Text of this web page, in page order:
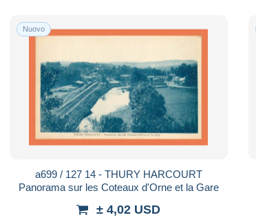
Nuovo
a699 / 127 14 - THURY HARCOURT
Panorama sur les Coteaux d'Orne et la Gare
± 4,02 USD